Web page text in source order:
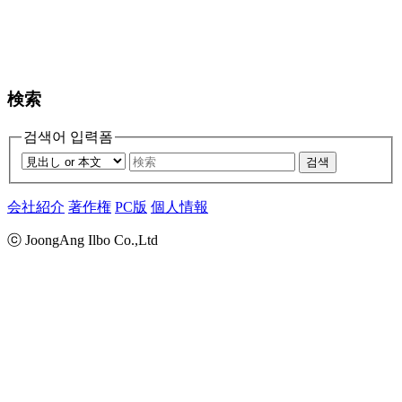
検索
검색어 입력폼
검색
会社紹介 著作権 PC版 個人情報
ⓒ JoongAng Ilbo Co.,Ltd